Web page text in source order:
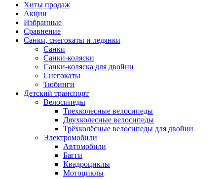
Хиты продаж
Акции
Избранные
Сравнение
Санки, снегокаты и ледянки
Санки
Санки-коляски
Санки-коляска для двойни
Снегокаты
Тюбинги
Детский транспорт
Велосипеды
Трехколесные велосипеды
Двухколесные велосипеды
Трёхколёсные велосипеды для двойни
Электромобили
Автомобили
Багги
Квадроциклы
Мотоциклы